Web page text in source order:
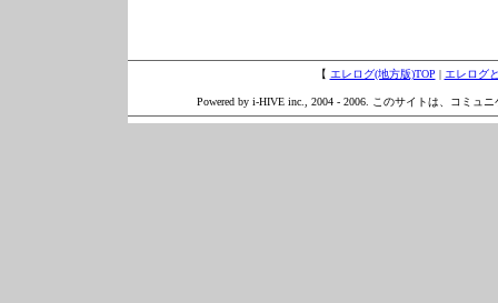
【 エレログ(地方版)TOP | エレログ
Powered by i-HIVE inc., 2004 - 2006. このサイトは、コミュ